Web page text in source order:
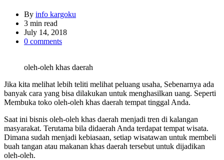
By info kargoku
Estimated
read
time
3 min read
July 14, 2018
0 comments
oleh-oleh khas daerah
Jika kita melihat lebih teliti melihat peluang usaha, Sebenarnya ada
banyak cara yang bisa dilakukan untuk menghasilkan uang. Seperti
Membuka toko oleh-oleh khas daerah tempat tinggal Anda.
Saat ini bisnis oleh-oleh khas daerah menjadi tren di kalangan
masyarakat. Terutama bila didaerah Anda terdapat tempat wisata.
Dimana sudah menjadi kebiasaan, setiap wisatawan untuk membeli
buah tangan atau makanan khas daerah tersebut untuk dijadikan
oleh-oleh.